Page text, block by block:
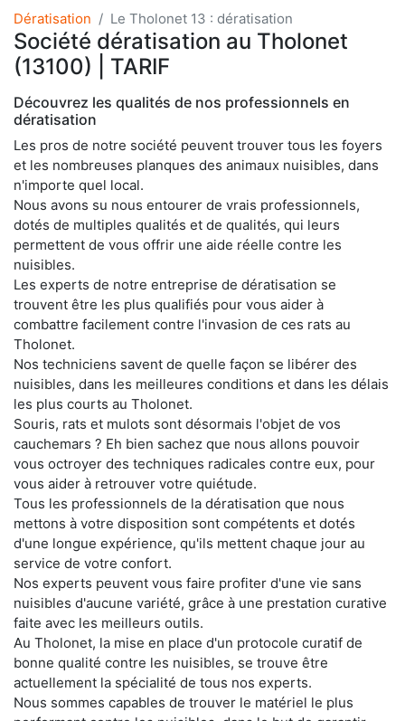
Dératisation Le Tholonet 13 : dératisation
Société dératisation au Tholonet
(13100) | TARIF
Découvrez les qualités de nos professionnels en
dératisation
Les pros de notre société peuvent trouver tous les foyers
et les nombreuses planques des animaux nuisibles, dans
n'importe quel local.
Nous avons su nous entourer de vrais professionnels,
dotés de multiples qualités et de qualités, qui leurs
permettent de vous offrir une aide réelle contre les
nuisibles.
Les experts de notre entreprise de dératisation se
trouvent être les plus qualifiés pour vous aider à
combattre facilement contre l'invasion de ces rats au
Tholonet.
Nos techniciens savent de quelle façon se libérer des
nuisibles, dans les meilleures conditions et dans les délais
les plus courts au Tholonet.
Souris, rats et mulots sont désormais l'objet de vos
cauchemars ? Eh bien sachez que nous allons pouvoir
vous octroyer des techniques radicales contre eux, pour
vous aider à retrouver votre quiétude.
Tous les professionnels de la dératisation que nous
mettons à votre disposition sont compétents et dotés
d'une longue expérience, qu'ils mettent chaque jour au
service de votre confort.
Nos experts peuvent vous faire profiter d'une vie sans
nuisibles d'aucune variété, grâce à une prestation curative
faite avec les meilleurs outils.
Au Tholonet, la mise en place d'un protocole curatif de
bonne qualité contre les nuisibles, se trouve être
actuellement la spécialité de tous nos experts.
Nous sommes capables de trouver le matériel le plus